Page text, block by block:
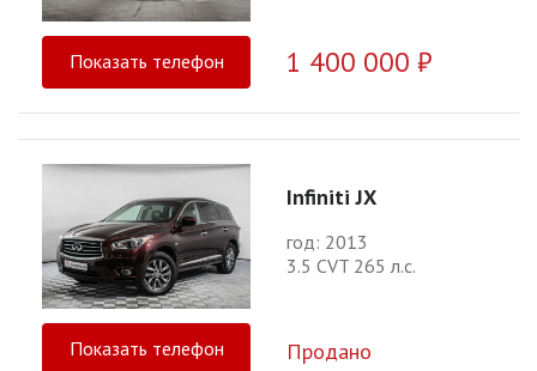
Показать телефон 1 400 000 ₽
Infiniti JX
год: 2013
3.5 CVT 265 л.с.
Показать телефон Продано